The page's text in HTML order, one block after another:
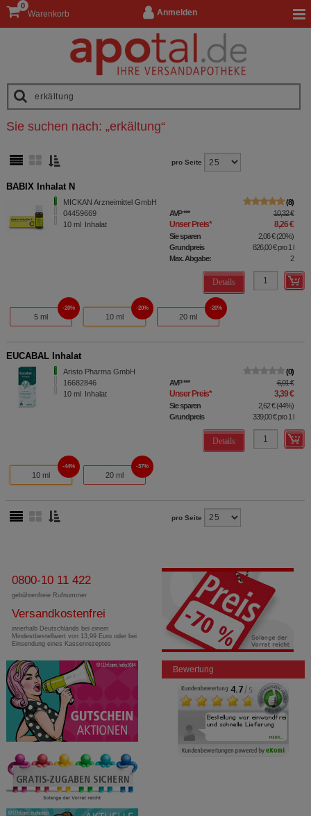
Anmelden
Warenkorb
0
Sie suchen nach: „erkältung“
pro Seite
BABIX Inhalat N
MICKAN Arzneimittel GmbH
04459669
10 ml Inhalat
8
AVP*** 10,32 €
Unser Preis* 8,26 €
Sie sparen 2,06 €(20%)
Grundpreis
826,00 €pro 1 l
Max. Abgabe:
2
Details
5 ml
20%
10 ml
20%
20 ml
20%
EUCABAL Inhalat
Aristo Pharma GmbH
16682846
10 ml Inhalat
0
AVP*** 6,01 €
Unser Preis* 3,39 €
Sie sparen 2,62 €(44%)
Grundpreis
339,00 €pro 1 l
Details
10 ml
44%
20 ml
37%
pro Seite
0800-10 11 422
gebührenfreie Rufnummer
Versandkostenfrei
innerhalb Deutschlands bei einem
Mindestbestellwert von 13,99 Euro oder bei
Einsendung eines Kassenrezeptes
Bewertung